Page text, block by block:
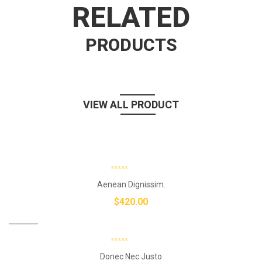
RELATED
PRODUCTS
VIEW ALL PRODUCT
Aenean Dignissim.
$420.00
Donec Nec Justo